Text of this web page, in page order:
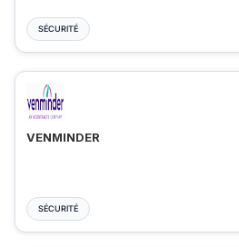
SÉCURITÉ
VENMINDER
SÉCURITÉ